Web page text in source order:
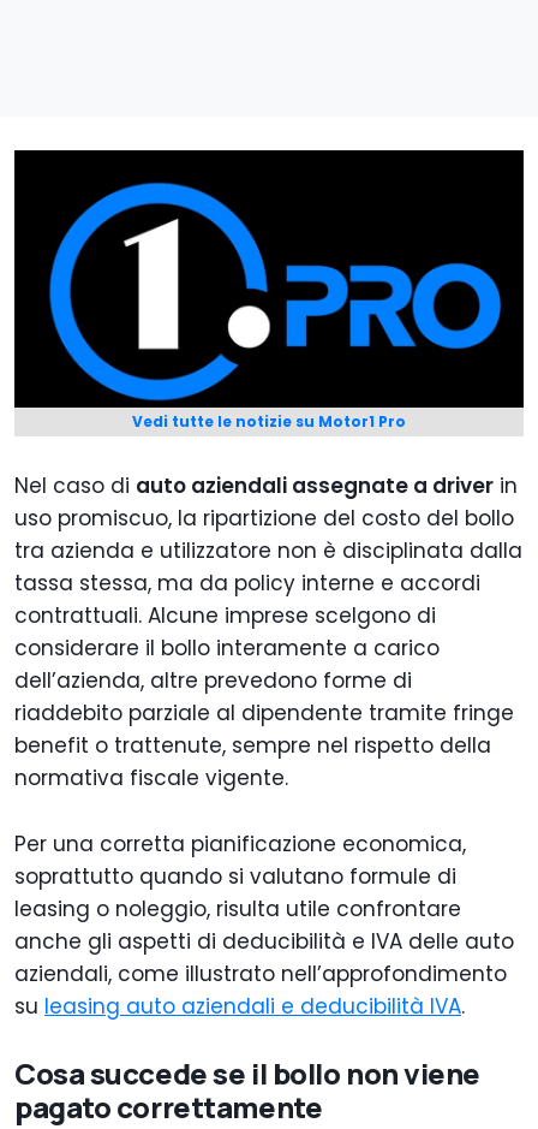
Vedi tutte le notizie su Motor1 Pro
Nel caso di auto aziendali assegnate a driver in
uso promiscuo, la ripartizione del costo del bollo
tra azienda e utilizzatore non è disciplinata dalla
tassa stessa, ma da policy interne e accordi
contrattuali. Alcune imprese scelgono di
considerare il bollo interamente a carico
dell’azienda, altre prevedono forme di
riaddebito parziale al dipendente tramite fringe
benefit o trattenute, sempre nel rispetto della
normativa fiscale vigente.
Per una corretta pianificazione economica,
soprattutto quando si valutano formule di
leasing o noleggio, risulta utile confrontare
anche gli aspetti di deducibilità e IVA delle auto
aziendali, come illustrato nell’approfondimento
su leasing auto aziendali e deducibilità IVA.
Cosa succede se il bollo non viene
pagato correttamente